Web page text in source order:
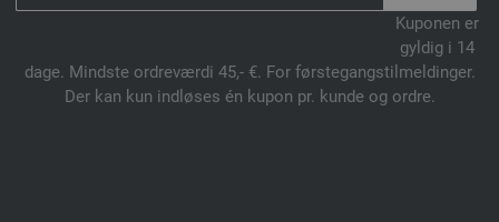
Kuponen er
gyldig i 14
dage. Mindste ordreværdi 45,- €. For førstegangstilmeldinger.
Der kan kun indløses én kupon pr. kunde og ordre.